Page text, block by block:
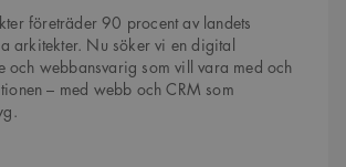
företräder 90 procent av landets
arkitekter. Nu söker vi en digital
och webbansvarig som vill vara med och
– med webb och CRM som